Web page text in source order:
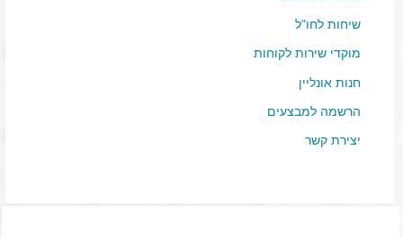
שיחות לחו"ל
מוקדי שירות לקוחות
חנות אונליין
הרשמה למבצעים
יצירת קשר